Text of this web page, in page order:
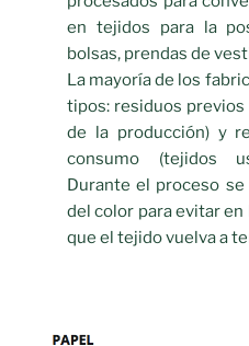
en tejidos para la
bolsas, prendas de
La mayoría de los
tipos: residuos
de la producción) y
consumo (tejidos
Durante el proceso
del color para evitar
que el tejido vuelva a